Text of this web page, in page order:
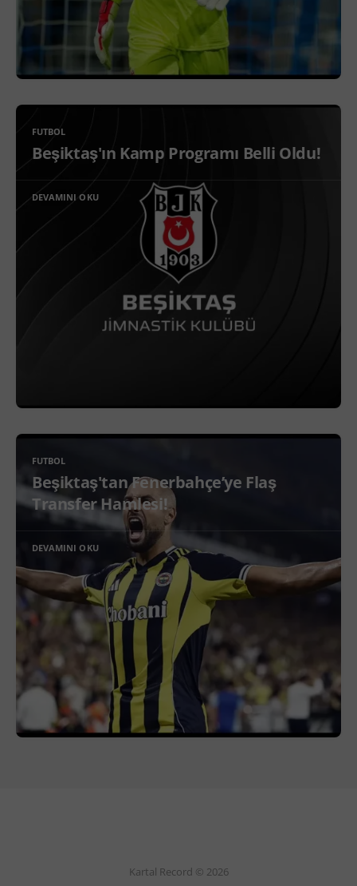
FUTBOL
Beşiktaş'ın Kamp Programı Belli Oldu!
DEVAMINI OKU
FUTBOL
Beşiktaş'tan Fenerbahçe’ye Flaş
Transfer Hamlesi!
DEVAMINI OKU
Kartal Record © 2026